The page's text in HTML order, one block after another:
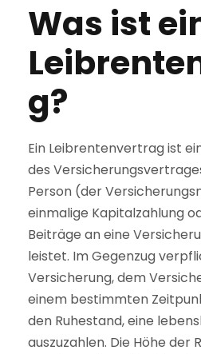
Was ist
g?
Ein Leibrentenvertrag ist
des
Person (der
einmalige Kapitalzahlung
Beiträge an eine
leistet. Im Gegenzug
Versicherung, dem
einem bestimmten
den Ruhestand, eine
auszuzahlen. Die Höhe der